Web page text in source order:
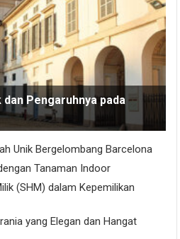
Pengaruhnya pada
Unik Bergelombang Barcelona
Tanaman Indoor
(SHM) dalam Kepemilikan
yang Elegan dan Hangat